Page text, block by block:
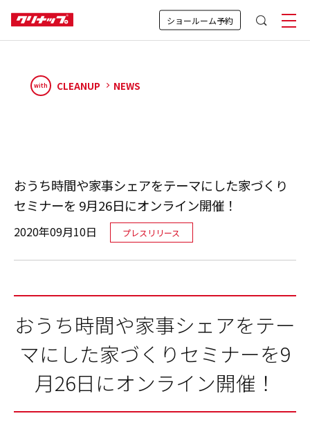
ショールーム予約
with CLEANUP NEWS
おうち時間や家事シェアをテーマにした家づくり
セミナーを 9月26日にオンライン開催！
2020年09月10日 プレスリリース
おうち時間や家事シェアをテー
マにした家づくりセミナーを9
月26日にオンライン開催！